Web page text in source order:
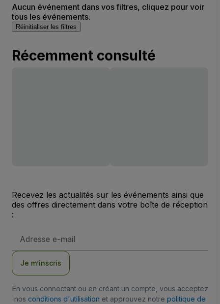
Aucun événement dans vos filtres, cliquez pour voir
tous les événements.
Réinitialiser les filtres
Récemment consulté
Recevez les actualités sur les événements ainsi que
des offres directement dans votre boîte de réception
:
e-
Je m’inscris
En vous connectant ou en créant un compte, vous acceptez
nos conditions d'utilisation et approuvez notre politique de